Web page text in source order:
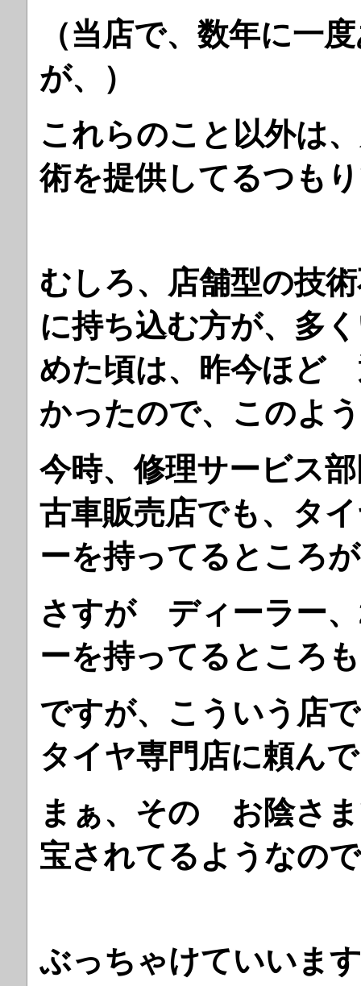
（当店で、数年に一
が、）
これらのこと以外は
術を提供してるつも
むしろ、店舗型の技
に持ち込む方が、多
めた頃は、昨今ほど
かったので、このよ
今時、修理サービス
古車販売店でも、タ
ーを持ってるところ
さすが ディーラー
ーを持ってるところ
ですが、こういう店
タイヤ専門店に頼ん
まぁ、その お陰さ
宝されてるようなの
ぶっちゃけていいま